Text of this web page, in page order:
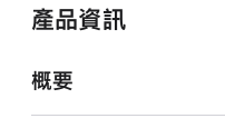
產品資訊
概要